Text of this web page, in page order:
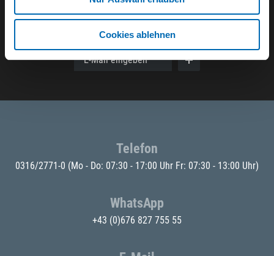
Cookies ablehnen
E-Mail eingeben
Telefon
0316/2771-0 (Mo - Do: 07:30 - 17:00 Uhr Fr: 07:30 - 13:00 Uhr)
WhatsApp
+43 (0)676 827 755 55